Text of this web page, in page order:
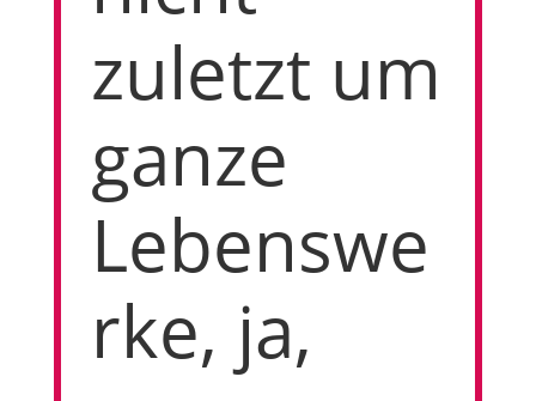
zuletzt um
ganze
Lebenswe
rke, ja,